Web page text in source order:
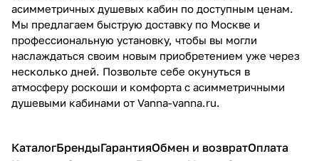
асимметричных душевых кабин по доступным ценам.
Мы предлагаем быструю доставку по Москве и
профессиональную установку, чтобы вы могли
наслаждаться своим новым приобретением уже через
несколько дней. Позвольте себе окунуться в
атмосферу роскоши и комфорта с асимметричными
душевыми кабинами от Vanna-vanna.ru.
КаталогБрендыГарантияОбмен и возвратОплата